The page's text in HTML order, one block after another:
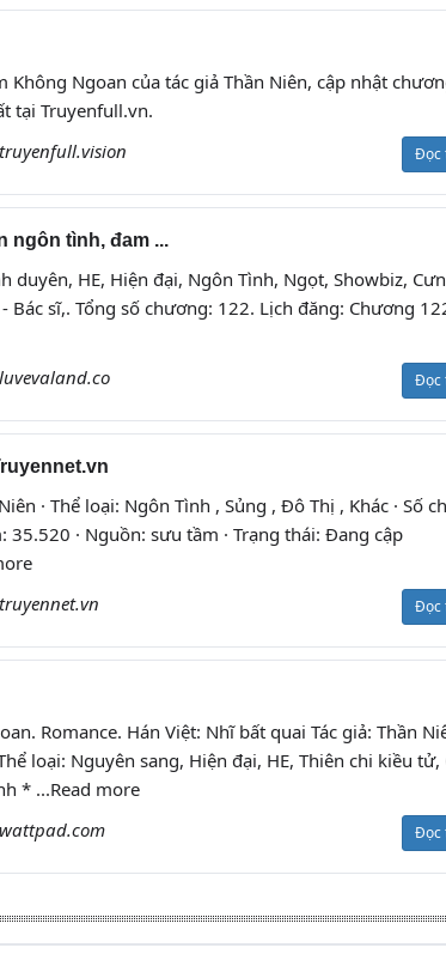
Không Ngoan của tác giả Thần Niên, cập nhật
tại Truyenfull.vn.
truyenfull.vision Đọc
ngôn tình, đam ...
duyên, HE, Hiện đại, Ngôn Tình, Ngọt, Showbiz,
Bác sĩ,. Tổng số chương: 122. Lịch đăng: Chương
luvevaland.co Đọc
· Thể loại: Ngôn Tình , Sủng , Đô Thị , Khác · Số
35.520 · Nguồn: sưu tầm · Trạng thái: Đang cập
truyennet.vn Đọc
Romance. Hán Việt: Nhĩ bất quai Tác giả: Thần
loại: Nguyên sang, Hiện đại, HE, Thiên chi kiều tử,
* ...Read more
wattpad.com Đọc